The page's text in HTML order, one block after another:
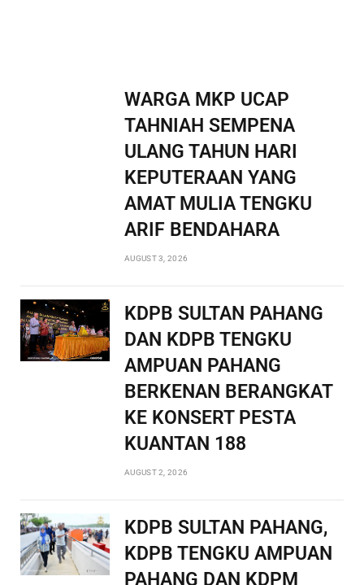
WARGA MKP UCAP
TAHNIAH SEMPENA
ULANG TAHUN HARI
KEPUTERAAN YANG
AMAT MULIA TENGKU
ARIF BENDAHARA
AUGUST 3, 2026
KDPB SULTAN PAHANG
DAN KDPB TENGKU
AMPUAN PAHANG
BERKENAN BERANGKAT
KE KONSERT PESTA
KUANTAN 188
AUGUST 2, 2026
KDPB SULTAN PAHANG,
KDPB TENGKU AMPUAN
PAHANG DAN KDPM